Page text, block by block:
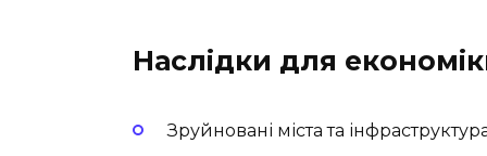
Наслідки для
Зруйновані міста та